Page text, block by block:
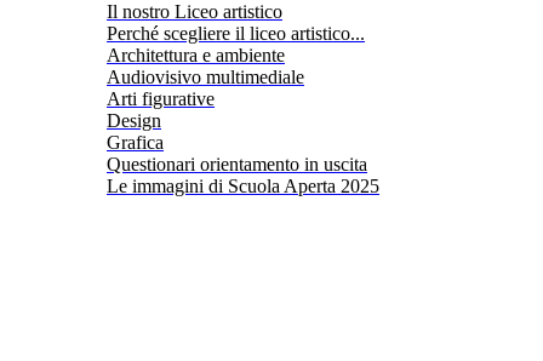
Il nostro Liceo artistico
Perché scegliere il liceo artistico...
Architettura e ambiente
Audiovisivo multimediale
Arti figurative
Design
Grafica
Questionari orientamento in uscita
Le immagini di Scuola Aperta 2025